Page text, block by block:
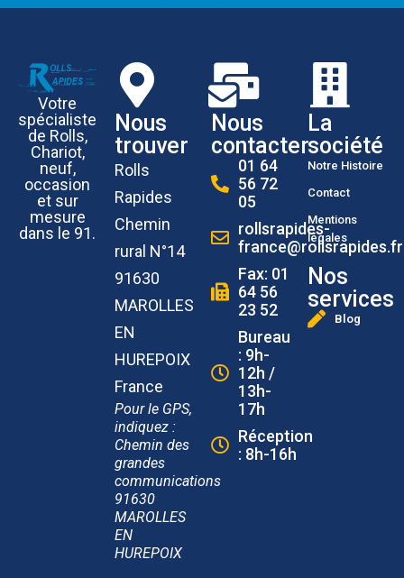
Votre
spécialiste
de Rolls,
Chariot,
neuf,
occasion
et sur
mesure
dans le 91.
Nous
trouver
Rolls
Rapides
Chemin
rural N°14
91630
MAROLLES
EN
HUREPOIX
France
Pour le GPS,
indiquez :
Chemin des
grandes
communications
91630
MAROLLES
EN
HUREPOIX
Nous
contacter
01 64
56 72
05
rollsrapides-
france@rollsrapides.fr
Fax: 01
64 56
23 52
Bureau
: 9h-
12h /
13h-
17h
Réception
: 8h-16h
La
société
Notre Histoire
Contact
Mentions
légales
Nos
services
Blog